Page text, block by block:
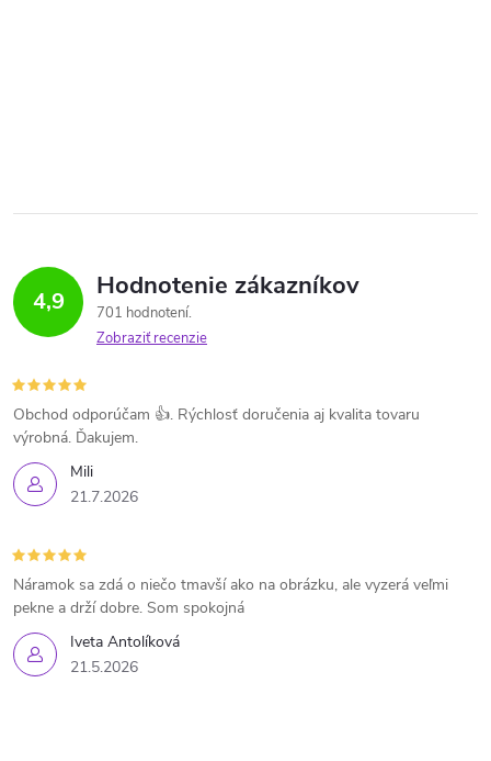
4,9 Hodnotenie zákazníkov
701 hodnotení
Zobraziť recenzie
Mili
21.7.2026
Obchod odporúčam 👍. Rýchlosť doručenia aj kvalita tovaru
výrobná. Ďakujem.
Iveta Antolíková
21.5.2026
Náramok sa zdá o niečo tmavší ako na obrázku, ale vyzerá veľmi
pekne a drží dobre. Som spokojná